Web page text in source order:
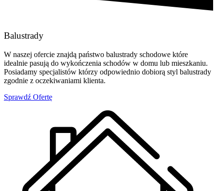
Balustrady
W naszej ofercie znajdą państwo balustrady schodowe które
idealnie pasują do wykończenia schodów w domu lub mieszkaniu.
Posiadamy specjalistów którzy odpowiednio dobiorą styl balustrady
zgodnie z oczekiwaniami klienta.
Sprawdź Ofertę